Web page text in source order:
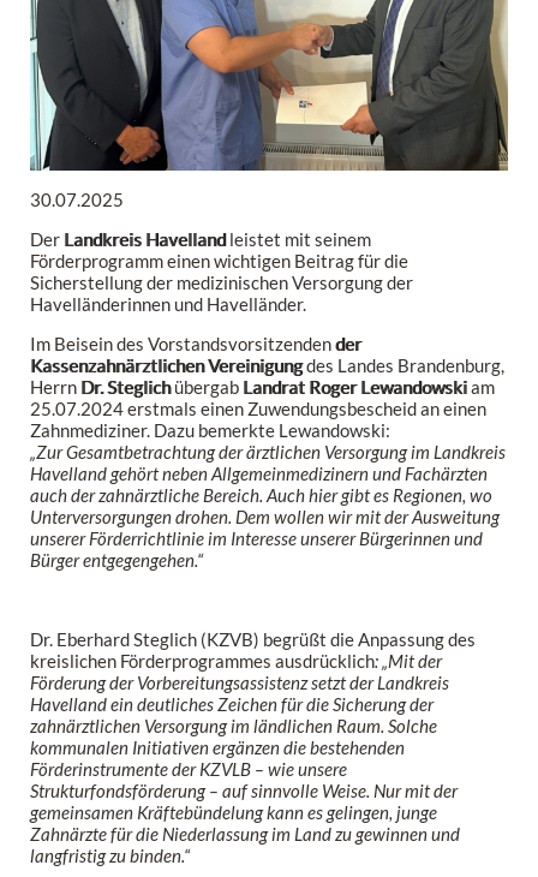
30.07.2025
Der Landkreis Havellandleistet mit seinem
Förderprogramm einen wichtigen Beitrag für die
Sicherstellung der medizinischen Versorgung der
Havelländerinnen und Havelländer.
Im Beisein des Vorstandsvorsitzendender
Kassenzahnärztlichen Vereinigungdes Landes Brandenburg,
Herrn Dr. Steglichübergab Landrat Roger Lewandowskiam
25.07.2024 erstmals einen Zuwendungsbescheid an einen
Zahnmediziner. Dazu bemerkte Lewandowski:
„Zur Gesamtbetrachtung der ärztlichen Versorgung im Landkreis
Havelland gehört neben Allgemeinmedizinern und Fachärzten
auch der zahnärztliche Bereich. Auch hier gibt es Regionen, wo
Unterversorgungen drohen. Dem wollen wir mit der Ausweitung
unserer Förderrichtlinie im Interesse unserer Bürgerinnen und
Bürger entgegengehen.“
Dr. Eberhard Steglich (KZVB) begrüßt die Anpassung des
kreislichen Förderprogrammes ausdrücklich: „Mit der
Förderung der Vorbereitungsassistenz setzt der Landkreis
Havelland ein deutliches Zeichen für die Sicherung der
zahnärztlichen Versorgung im ländlichen Raum. Solche
kommunalen Initiativen ergänzen die bestehenden
Förderinstrumente der KZVLB – wie unsere
Strukturfondsförderung – auf sinnvolle Weise. Nur mit der
gemeinsamen Kräftebündelung kann es gelingen, junge
Zahnärzte für die Niederlassung im Land zu gewinnen und
langfristig zu binden.“